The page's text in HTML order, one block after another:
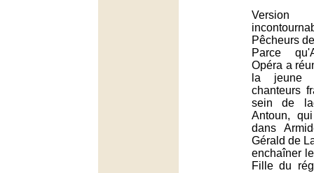
Version
Pêcheurs
Parce
Opéra a
la jeune
chanteurs
sein de
Antoun,
dans
Gérald de
enchaîner
Fille du